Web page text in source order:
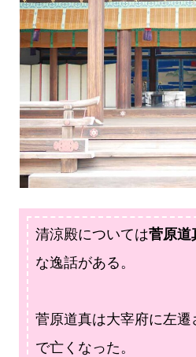
清涼殿については菅原道
な逸話がある。
菅原道真は大宰府に左遷
で亡くなった。